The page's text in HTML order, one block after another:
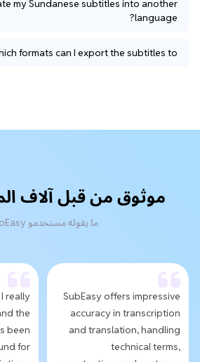
my Sundanese subtitles into another
language?
formats can I export the subtitles to?
موثوق من قبل آلاف
ما يقوله مستخدمو SubEasy
SubEasy offers impressive
accuracy in transcription
and translation, handling
technical terms,
really
the
been
for